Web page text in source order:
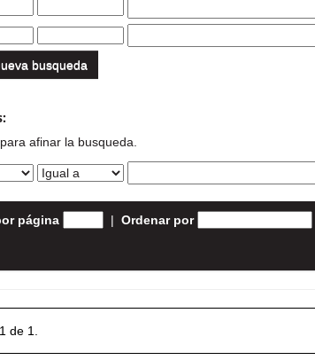
busqueda
afinar la busqueda.
página | Ordenar por
de 1.